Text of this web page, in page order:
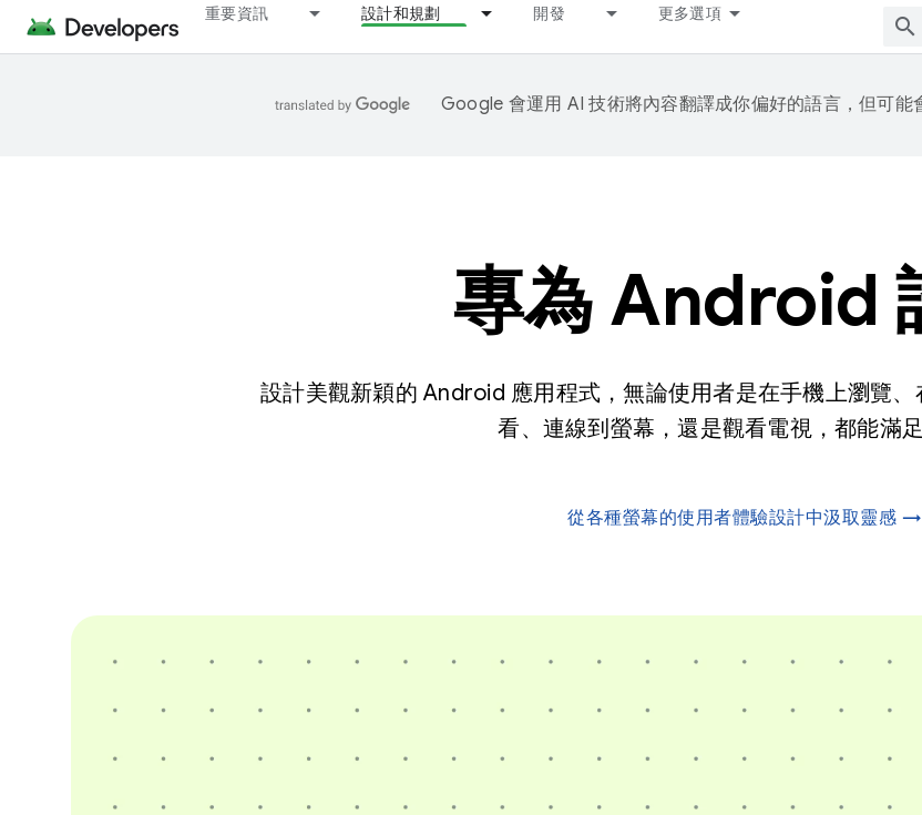
重要資訊 設計和規劃 開發 更多選項
Google 會運用 AI 技術將內容翻譯成你偏好的語言，但可能
專為 Android
設計美觀新穎的 Android 應用程式，無論使用者是在手機上瀏覽
看、連線到螢幕，還是觀看電視，都能滿足
從各種螢幕的使用者體驗設計中汲取靈感 →